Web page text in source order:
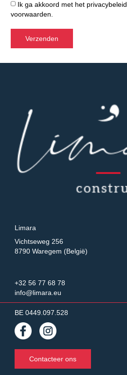
Ik ga akkoord met het privacybeleid
voorwaarden
Verzenden
Limara
Vichtseweg 256
8790 Waregem (België)
+32 56 77 68 78
info@limara.eu
BE 0449.097.528
Contacteer ons